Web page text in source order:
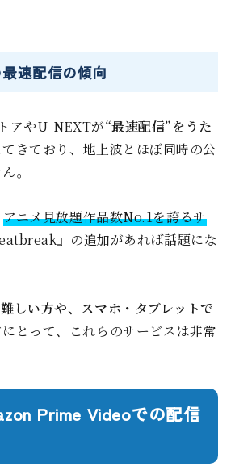
速配信の傾向
アやU-NEXTが“最速配信”をうた
てきており、地上波とほぼ同時の公
。
アニメ見放題作品数No.1を誇るサ
』の追加があれば話題にな
しい方や、スマホ・タブレットで
にとって、これらのサービスは非常
Prime Videoでの配信